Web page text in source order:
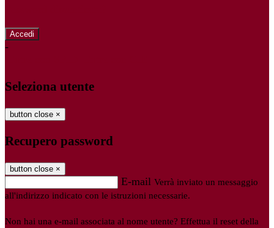
-
Seleziona utente
button close ×
Recupero password
button close ×
E-mail Verrà inviato un messaggio
all'indirizzo indicato con le istruzioni necessarie.
Non hai una e-mail associata al nome utente? Effettua il reset della